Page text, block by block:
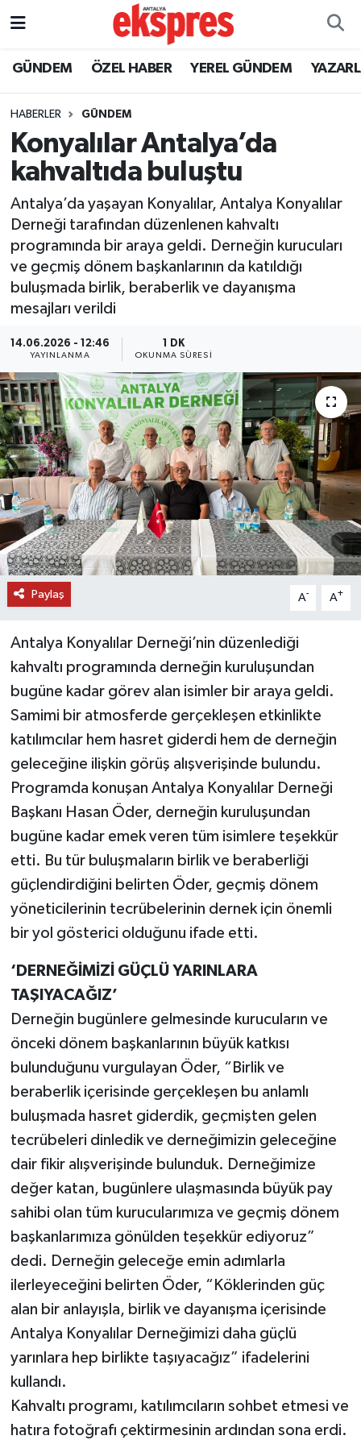
GÜNDEM ÖZEL HABER YEREL GÜNDEM
HABERLER GÜNDEM
Konyalılar Antalya’da
kahvaltıda buluştu
Antalya’da yaşayan Konyalılar, Antalya Konyalılar
Derneği tarafından düzenlenen kahvaltı
programında bir araya geldi. Derneğin kurucuları
ve geçmiş dönem başkanlarının da katıldığı
buluşmada birlik, beraberlik ve dayanışma
mesajları verildi
14.06.2026 - 12:46
YAYINLANMA
1 DK
OKUNMA SÜRESI
Paylaş A- A+
Antalya Konyalılar Derneği’nin düzenlediği
kahvaltı programında derneğin kuruluşundan
bugüne kadar görev alan isimler bir araya geldi.
Samimi bir atmosferde gerçekleşen etkinlikte
katılımcılar hem hasret giderdi hem de derneğin
geleceğine ilişkin görüş alışverişinde bulundu.
Programda konuşan Antalya Konyalılar Derneği
Başkanı Hasan Öder, derneğin kuruluşundan
bugüne kadar emek veren tüm isimlere teşekkür
etti. Bu tür buluşmaların birlik ve beraberliği
güçlendirdiğini belirten Öder, geçmiş dönem
yöneticilerinin tecrübelerinin dernek için önemli
bir yol gösterici olduğunu ifade etti.
‘DERNEĞİMİZİ GÜÇLÜ YARINLARA
TAŞIYACAĞIZ’
Derneğin bugünlere gelmesinde kurucuların ve
önceki dönem başkanlarının büyük katkısı
bulunduğunu vurgulayan Öder, “Birlik ve
beraberlik içerisinde gerçekleşen bu anlamlı
buluşmada hasret giderdik, geçmişten gelen
tecrübeleri dinledik ve derneğimizin geleceğine
dair fikir alışverişinde bulunduk. Derneğimize
değer katan, bugünlere ulaşmasında büyük pay
sahibi olan tüm kurucularımıza ve geçmiş dönem
başkanlarımıza gönülden teşekkür ediyoruz”
dedi. Derneğin geleceğe emin adımlarla
ilerleyeceğini belirten Öder, “Köklerinden güç
alan bir anlayışla, birlik ve dayanışma içerisinde
Antalya Konyalılar Derneğimizi daha güçlü
yarınlara hep birlikte taşıyacağız” ifadelerini
kullandı.
Kahvaltı programı, katılımcıların sohbet etmesi ve
hatıra fotoğrafı çektirmesinin ardından sona erdi.
ÖZEL HABER
YEREL GÜNDEM
EKONOMİ
KÜLTÜR - SANAT
SPOR
SİYASET
SAĞLIK
DÜNYA
EĞİTİM
TURİZM
RÖPORTAJ
VİDEO HABERLER
YAZARLAR
RESMİ İLAN
MAGAZİN
Nöbetçi Eczaneler
Trafik Durumu
Süper Lig Puan Durumu ve Fikstür
Tüm Manşetler
Son Dakika Haberleri
Haber Arşivi